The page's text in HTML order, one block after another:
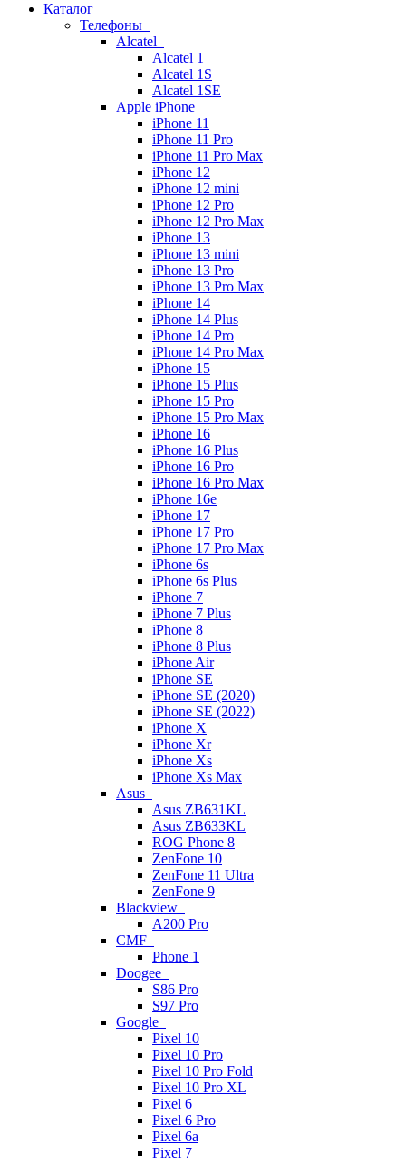
Каталог
Телефоны
Alcatel
Alcatel 1
Alcatel 1S
Alcatel 1SE
Apple iPhone
iPhone 11
iPhone 11 Pro
iPhone 11 Pro Max
iPhone 12
iPhone 12 mini
iPhone 12 Pro
iPhone 12 Pro Max
iPhone 13
iPhone 13 mini
iPhone 13 Pro
iPhone 13 Pro Max
iPhone 14
iPhone 14 Plus
iPhone 14 Pro
iPhone 14 Pro Max
iPhone 15
iPhone 15 Plus
iPhone 15 Pro
iPhone 15 Pro Max
iPhone 16
iPhone 16 Plus
iPhone 16 Pro
iPhone 16 Pro Max
iPhone 16e
iPhone 17
iPhone 17 Pro
iPhone 17 Pro Max
iPhone 6s
iPhone 6s Plus
iPhone 7
iPhone 7 Plus
iPhone 8
iPhone 8 Plus
iPhone Air
iPhone SE
iPhone SE (2020)
iPhone SE (2022)
iPhone X
iPhone Xr
iPhone Xs
iPhone Xs Max
Asus
Asus ZB631KL
Asus ZB633KL
ROG Phone 8
ZenFone 10
ZenFone 11 Ultra
ZenFone 9
Blackview
A200 Pro
CMF
Phone 1
Doogee
S86 Pro
S97 Pro
Google
Pixel 10
Pixel 10 Pro
Pixel 10 Pro Fold
Pixel 10 Pro XL
Pixel 6
Pixel 6 Pro
Pixel 6a
Pixel 7